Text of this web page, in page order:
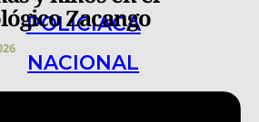
POLICIACA
NACIONAL
Zacango